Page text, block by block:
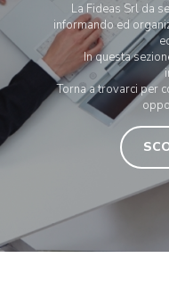
La Fideas Srl da
informando ed
In questa
Torna a trovarci per